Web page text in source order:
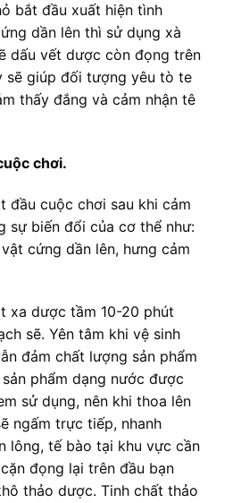
bắt đầu xuất hiện tình
dần lên thì sử dụng xà
dấu vết dược còn đọng trên
sẽ giúp đối tượng yêu tò te
thấy đắng và cảm nhận tê
chơi.
đầu cuộc chơi sau khi cảm
sự biến đổi của cơ thể như:
cứng dần lên, hưng cảm
xa dược tầm 10-20 phút
sẽ. Yên tâm khi vệ sinh
đảm chất lượng sản phẩm
phẩm dạng nước được
sử dụng, nên khi thoa lên
ngấm trực tiếp, nhanh
lông, tế bào tại khu vực cần
đọng lại trên đầu bạn
thảo dược. Tinh chất thảo